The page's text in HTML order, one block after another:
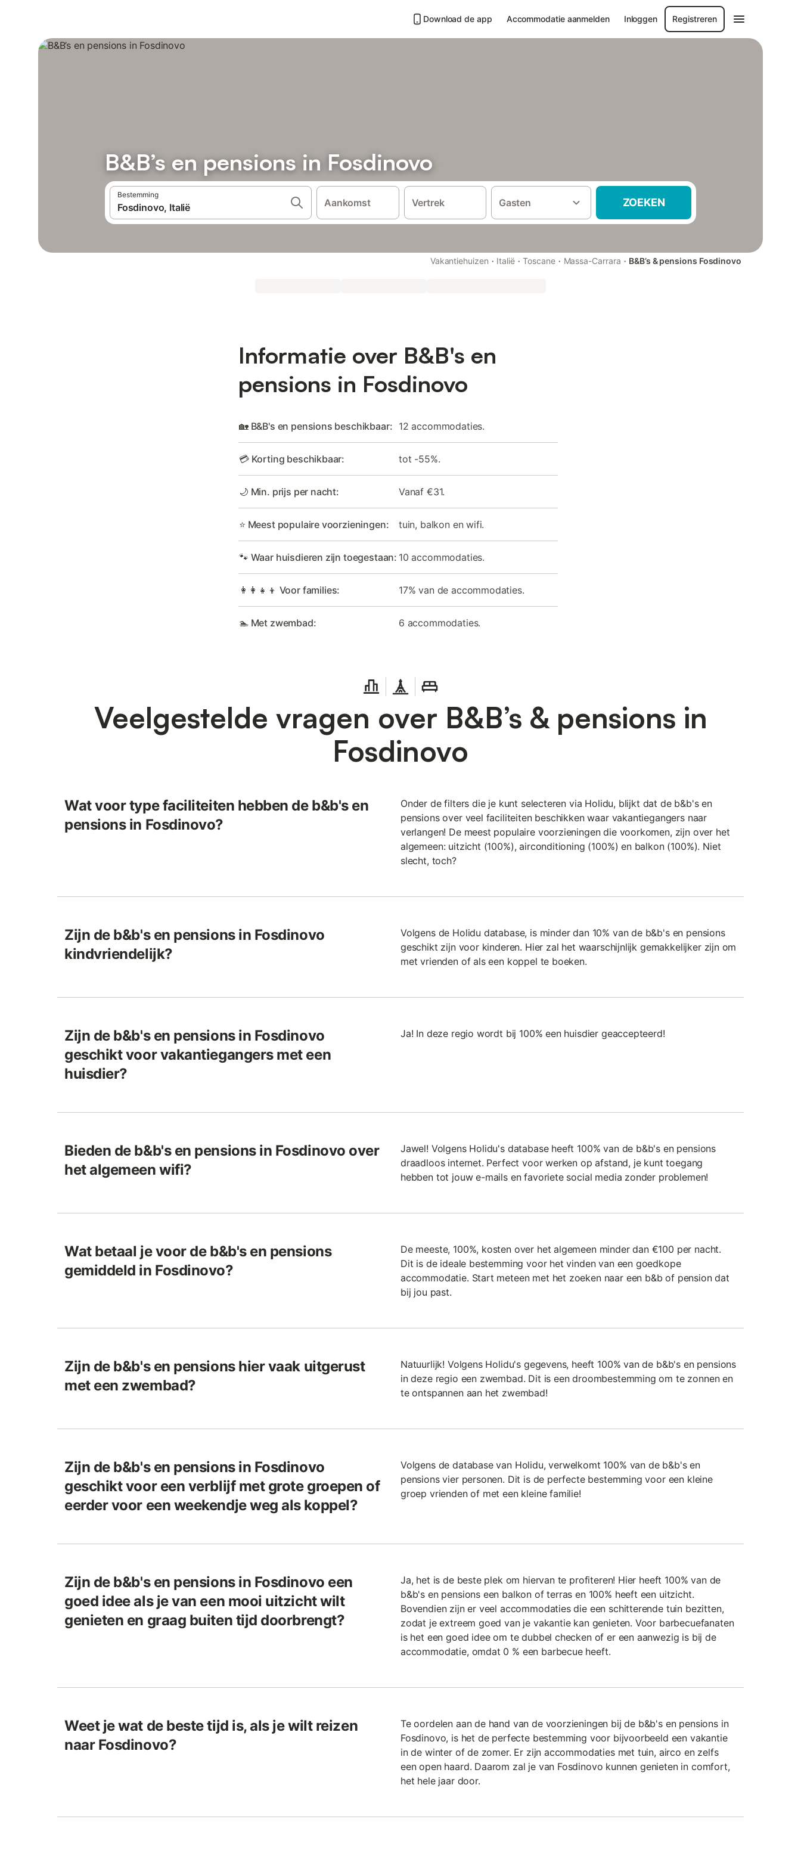
Download de app Accommodatie aanmelden Inloggen Registreren
B&B’s en pensions in Fosdinovo
Bestemming
Aankomst Vertrek Gasten ZOEKEN
Vakantiehuizen · Italië · Toscane · Massa-Carrara · B&B’s & pensions Fosdinovo
Informatie over B&B's en
pensions in Fosdinovo
🏡 B&B's en pensions beschikbaar: 12 accommodaties.
💳 Korting beschikbaar: tot -55%.
🌙 Min. prijs per nacht: Vanaf €31.
⭐ Meest populaire voorzieningen: tuin, balkon en wifi.
🐾 Waar huisdieren zijn toegestaan: 10 accommodaties.
👩‍👩‍👧‍👦 Voor families: 17% van de accommodaties.
🏊 Met zwembad: 6 accommodaties.
Veelgestelde vragen over B&B’s & pensions in
Fosdinovo
Wat voor type faciliteiten hebben de b&b's en
pensions in Fosdinovo?
Onder de filters die je kunt selecteren via Holidu, blijkt dat de b&b's en
pensions over veel faciliteiten beschikken waar vakantiegangers naar
verlangen! De meest populaire voorzieningen die voorkomen, zijn over het
algemeen: uitzicht (100%), airconditioning (100%) en balkon (100%). Niet
slecht, toch?
Zijn de b&b's en pensions in Fosdinovo
kindvriendelijk?
Volgens de Holidu database, is minder dan 10% van de b&b's en pensions
geschikt zijn voor kinderen. Hier zal het waarschijnlijk gemakkelijker zijn om
met vrienden of als een koppel te boeken.
Zijn de b&b's en pensions in Fosdinovo
geschikt voor vakantiegangers met een
huisdier?
Ja! In deze regio wordt bij 100% een huisdier geaccepteerd!
Bieden de b&b's en pensions in Fosdinovo over
het algemeen wifi?
Jawel! Volgens Holidu's database heeft 100% van de b&b's en pensions
draadloos internet. Perfect voor werken op afstand, je kunt toegang
hebben tot jouw e-mails en favoriete social media zonder problemen!
Wat betaal je voor de b&b's en pensions
gemiddeld in Fosdinovo?
De meeste, 100%, kosten over het algemeen minder dan €100 per nacht.
Dit is de ideale bestemming voor het vinden van een goedkope
accommodatie. Start meteen met het zoeken naar een b&b of pension dat
bij jou past.
Zijn de b&b's en pensions hier vaak uitgerust
met een zwembad?
Natuurlijk! Volgens Holidu's gegevens, heeft 100% van de b&b's en pensions
in deze regio een zwembad. Dit is een droombestemming om te zonnen en
te ontspannen aan het zwembad!
Zijn de b&b's en pensions in Fosdinovo
geschikt voor een verblijf met grote groepen of
eerder voor een weekendje weg als koppel?
Volgens de database van Holidu, verwelkomt 100% van de b&b's en
pensions vier personen. Dit is de perfecte bestemming voor een kleine
groep vrienden of met een kleine familie!
Zijn de b&b's en pensions in Fosdinovo een
goed idee als je van een mooi uitzicht wilt
genieten en graag buiten tijd doorbrengt?
Ja, het is de beste plek om hiervan te profiteren! Hier heeft 100% van de
b&b's en pensions een balkon of terras en 100% heeft een uitzicht.
Bovendien zijn er veel accommodaties die een schitterende tuin bezitten,
zodat je extreem goed van je vakantie kan genieten. Voor barbecuefanaten
is het een goed idee om te dubbel checken of er een aanwezig is bij de
accommodatie, omdat 0 % een barbecue heeft.
Weet je wat de beste tijd is, als je wilt reizen
naar Fosdinovo?
Te oordelen aan de hand van de voorzieningen bij de b&b's en pensions in
Fosdinovo, is het de perfecte bestemming voor bijvoorbeeld een vakantie
in de winter of de zomer. Er zijn accommodaties met tuin, airco en zelfs
een open haard. Daarom zal je van Fosdinovo kunnen genieten in comfort,
het hele jaar door.